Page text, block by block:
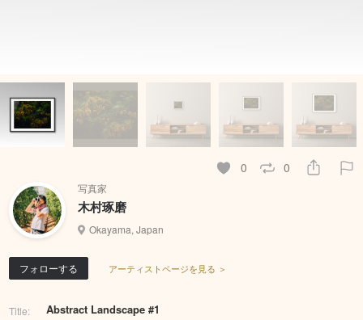
0 0
写真家
木村琢磨
Okayama, Japan
フォローする アーティストページを見る ＞
Title: Abstract Landscape #1